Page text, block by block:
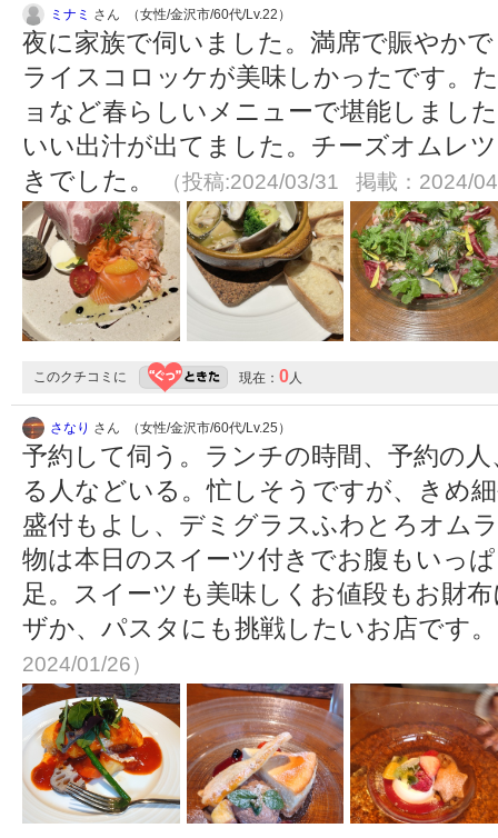
ミナミ さん （女性/金沢市/60代/Lv.22）
夜に家族で伺いました。満席で賑やか
ライスコロッケが美味しかったです。
ョなど春らしいメニューで堪能しまし
いい出汁が出てました。チーズオムレ
きでした。
（投稿:2024/03/31 掲載：2024/
このクチコミに 現在： 0人
さなり さん （女性/金沢市/60代/Lv.25）
予約して伺う。ランチの時間、予約の
る人などいる。忙しそうですが、きめ
盛付もよし、デミグラスふわとろオム
物は本日のスイーツ付きでお腹もいっ
足。スイーツも美味しくお値段もお財
ザか、パスタにも挑戦したいお店です
2024/01/26）